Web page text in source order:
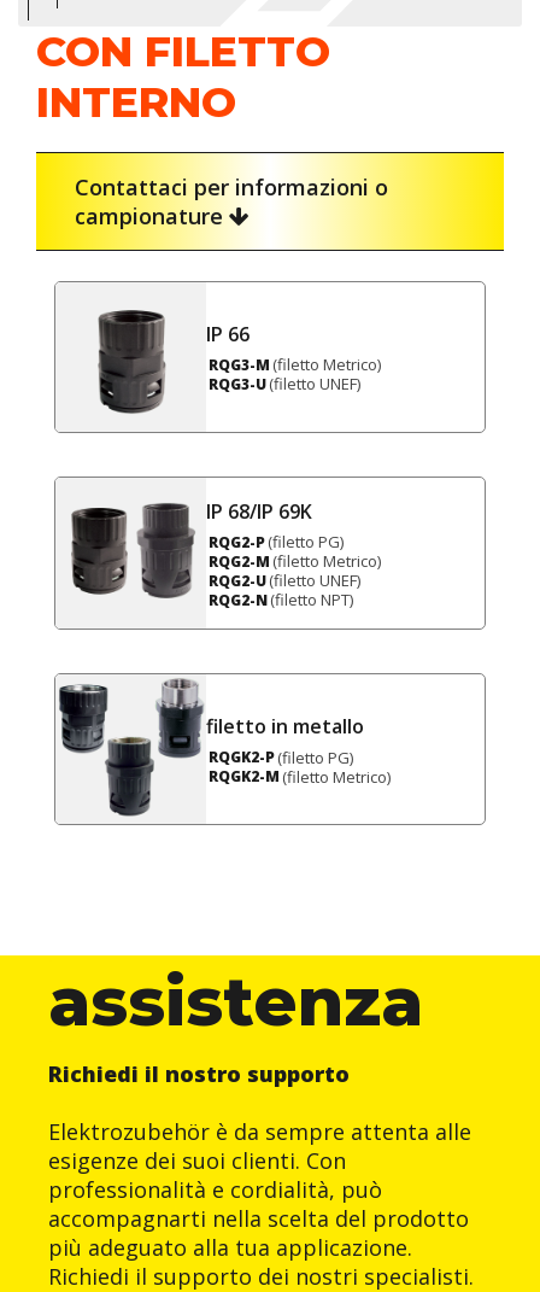
CON FILETTO
INTERNO
Contattaci per informazioni o
campionature
IP 66
RQG3-M (filetto Metrico)
RQG3-U (filetto UNEF)
IP 68/IP 69K
RQG2-P (filetto PG)
RQG2-M (filetto Metrico)
RQG2-U (filetto UNEF)
RQG2-N (filetto NPT)
filetto in metallo
RQGK2-P (filetto PG)
RQGK2-M (filetto Metrico)
assistenza
Richiedi il nostro supporto
Elektrozubehör è da sempre attenta alle
esigenze dei suoi clienti. Con
professionalità e cordialità, può
accompagnarti nella scelta del prodotto
più adeguato alla tua applicazione.
Richiedi il supporto dei nostri specialisti.